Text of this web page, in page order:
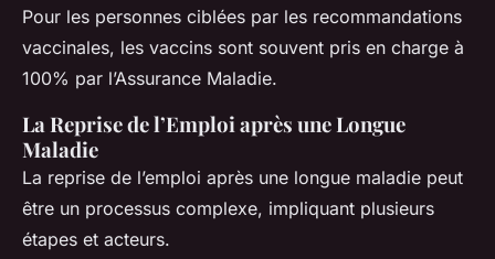
Pour les personnes ciblées par les recommandations
vaccinales, les vaccins sont souvent pris en charge à
100% par l’Assurance Maladie.
La Reprise de l’Emploi après une Longue
Maladie
La reprise de l’emploi après une longue maladie peut
être un processus complexe, impliquant plusieurs
étapes et acteurs.